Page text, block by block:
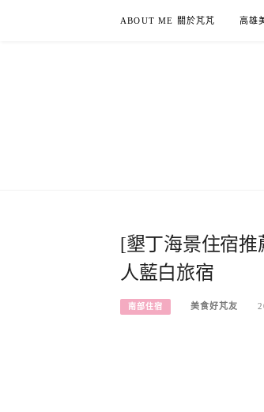
ABOUT ME 關於芃芃 高雄
[墾丁海景住宿推
人藍白旅宿
南部住宿 美食好芃友